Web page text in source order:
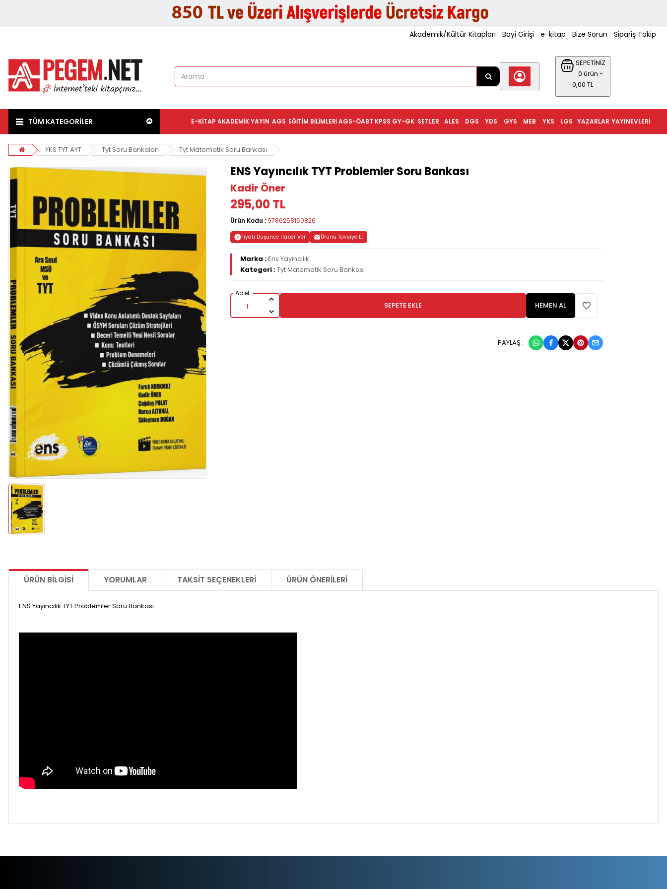
Akademik/Kültür Kitapları Bayi Girişi e-kitap Bize Sorun Sipariş Takip
SEPETİNİZ
0 ürün -
0,00 TL
TÜM KATEGORİLER YAYINEVLERI
YAZARLAR
LGS
YKS
MEB
GYS
YDS
DGS
ALES
SETLER
KPSS GY-GK
AGS-ÖABT
EĞITIM BILIMLERI
AGS
AKADEMIK YAYIN
E-KITAP
YKS TYT AYT Tyt Soru Bankaları Tyt Matematik Soru Bankası
ENS Yayıncılık TYT Problemler Soru Bankası
Kadir Öner
295,00 TL
Ürün Kodu : 9786258160826
Fiyatı Düşünce Haber Ver Ürünü Tavsiye Et
Marka :Ens Yayıncılık
Kategori :Tyt Matematik Soru Bankası
SEPETE EKLE HEMEN AL
PAYLAŞ :
ÜRÜN BILGISI YORUMLAR TAKSIT SEÇENEKLERI ÜRÜN ÖNERILERI
ENS Yayıncılık TYT Problemler Soru Bankası